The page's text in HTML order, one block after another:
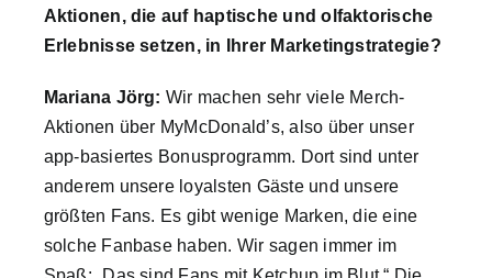
Aktionen, die auf haptische und olfaktorische
Erlebnisse setzen, in Ihrer Marketingstrategie?
Mariana Jörg: Wir machen sehr viele Merch-
Aktionen über MyMcDonald’s, also über unser
app-basiertes Bonusprogramm. Dort sind unter
anderem unsere loyalsten Gäste und unsere
größten Fans. Es gibt wenige Marken, die eine
solche Fanbase haben. Wir sagen immer im